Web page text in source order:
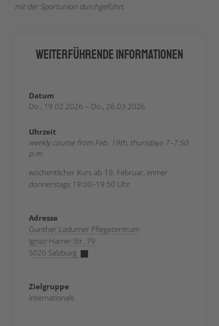
mit der Sportunion durchgeführt.
Weiterführende Informationen
Datum
Do., 19.02.2026 – Do., 26.03.2026
Uhrzeit
weekly course from Feb. 19th, thursdays 7–7:50
p.m.
wöchentlicher Kurs ab 19. Februar, immer
donnerstags 19:00–19:50 Uhr
Adresse
Gunther Ladurner Pflegezentrum
Ignaz-Harrer-Str. 79
5020 Salzburg
Zielgruppe
Internationals